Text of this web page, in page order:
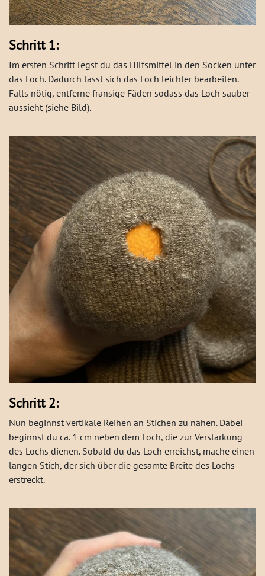
Schritt 1:
Im ersten Schritt legst du das Hilfsmittel in den Socken unter
das Loch. Dadurch lässt sich das Loch leichter bearbeiten.
Falls nötig, entferne fransige Fäden sodass das Loch sauber
aussieht (siehe Bild).
Schritt 2:
Nun beginnst vertikale Reihen an Stichen zu nähen. Dabei
beginnst du ca. 1 cm neben dem Loch, die zur Verstärkung
des Lochs dienen. Sobald du das Loch erreichst, mache einen
langen Stich, der sich über die gesamte Breite des Lochs
erstreckt.